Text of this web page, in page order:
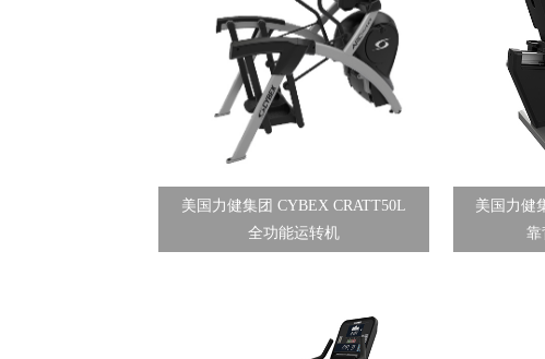
美国力健集团 CYBEX CRATT50L
全功能运转机
美国力健
靠